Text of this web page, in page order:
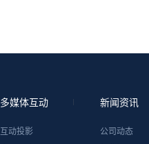
多媒体互动
互动投影
新闻资讯
公司动态